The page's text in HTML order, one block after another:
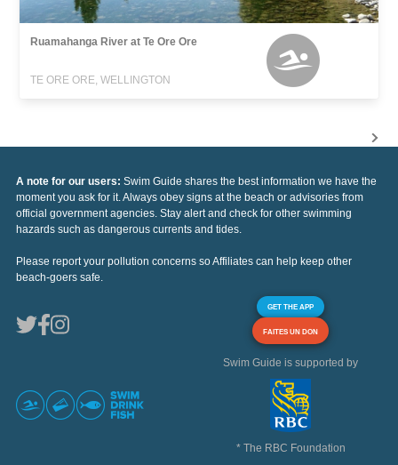
Ruamahanga River at Te Ore Ore
TE ORE ORE, WELLINGTON
A note for our users: Swim Guide shares the best information we have the
moment you ask for it. Always obey signs at the beach or advisories from
official government agencies. Stay alert and check for other swimming
hazards such as dangerous currents and tides.
Please report your pollution concerns so Affiliates can help keep other
beach-goers safe.
GET THE APP
FAITES UN DON
Swim Guide is supported by
* The RBC Foundation